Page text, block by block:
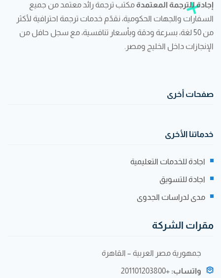
إجادة للترجمة المعتمدة مكتب ترجمة رائد معتمد من جميع
السفارات والجهات الحكومية، نقدّم خدمات ترجمة احترافية لأكثر
من 50 لغة، بسرعة ودقة وبأسعار تنافسية، مع سجل حافل من
الإنجازات داخل الخليج ومصر.
صفحات أخرى
خدماتنا الأخرى
اجادة للخدمات التعليمية
اجادة للتسويق
مدى لدراسات الجدوى
مقرات الشركة
جمهورية مصر العربية – القاهرة
واتساب: +201101203800